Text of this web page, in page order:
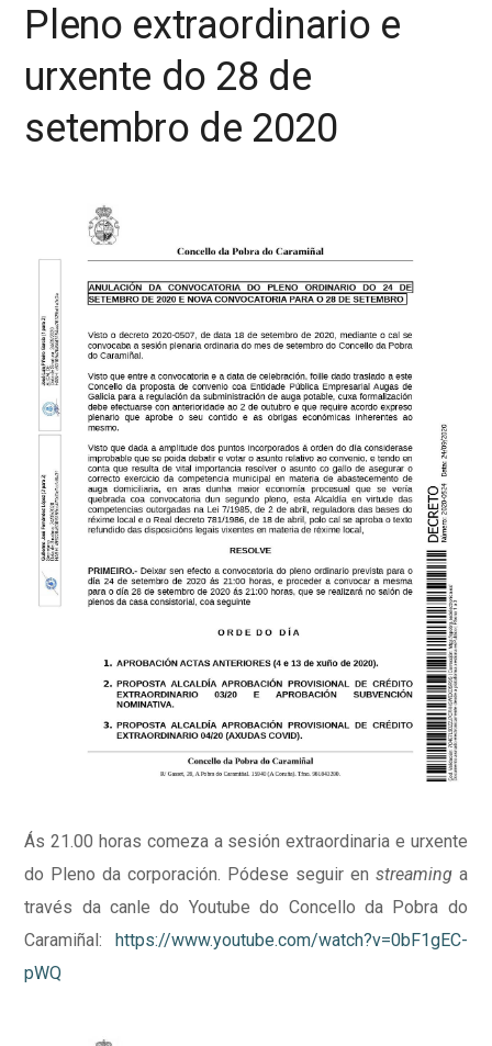
Pleno extraordinario e
urxente do 28 de
setembro de 2020
Ás 21.00 horas comeza a sesión extraordinaria e urxente
do Pleno da corporación. Pódese seguir en streaminga
través da canle do Youtube do Concello da Pobra do
Caramiñal:
https://www.youtube.com/watch?v=0bF1gEC-
pWQ